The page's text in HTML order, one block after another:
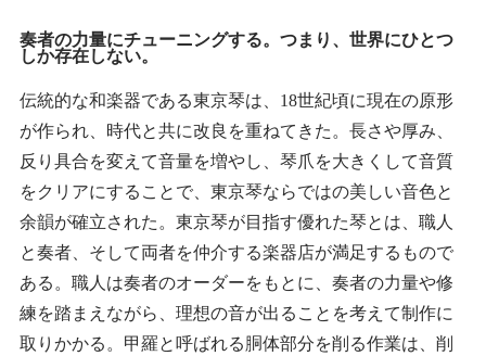
奏者の力量にチューニングする。つまり、世界にひとつ
しか存在しない。
伝統的な和楽器である東京琴は、18世紀頃に現在の原形
が作られ、時代と共に改良を重ねてきた。長さや厚み、
反り具合を変えて音量を増やし、琴爪を大きくして音質
をクリアにすることで、東京琴ならではの美しい音色と
余韻が確立された。東京琴が目指す優れた琴とは、職人
と奏者、そして両者を仲介する楽器店が満足するもので
ある。職人は奏者のオーダーをもとに、奏者の力量や修
練を踏まえながら、理想の音が出ることを考えて制作に
取りかかる。甲羅と呼ばれる胴体部分を削る作業は、削